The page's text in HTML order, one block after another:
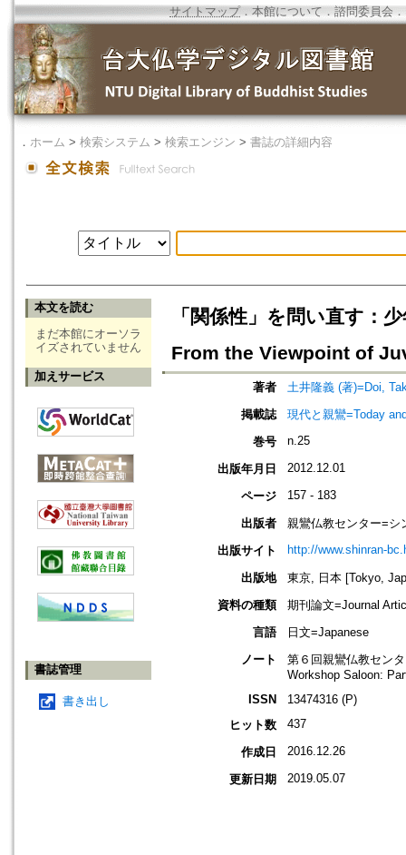
サイトマップ．本館について ． 諮問委員会 ．
． ホーム > 検索システム > 検索エンジン > 書誌の詳細内容
本文を読む
まだ本館にオーソラ
イズされていません
加えサービス
書誌管理
書き出し
「関係性」を問い直す：
From the Viewpoint of
著者
土井隆義 (著)=Doi,
掲載誌
現代と親鸞=Today
巻号
n.25
出版年月日 2012.12.01
ページ 157 - 183
出版者
親鸞仏教センター=シ
出版サイト
http://www.shinran-
出版地
東京, 日本 [Tokyo,
資料の種類
期刊論文=Journal
言語
日文=Japanese
ノート
第６回親鸞仏教セン
Workshop Saloon:
ISSN
13474316 (P)
ヒット数
437
作成日 2016.12.26
更新日期 2019.05.07